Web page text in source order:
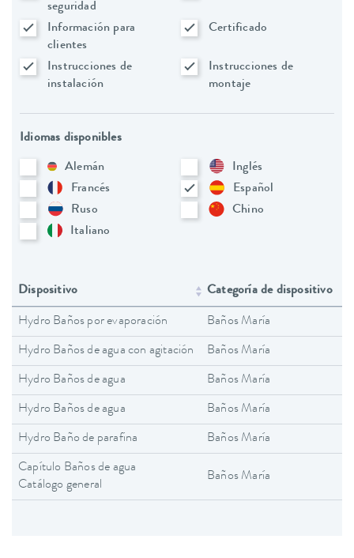
seguridad
Información para
clientes
Certificado
Instrucciones de
instalación
Instrucciones de
montaje
Idiomas disponibles
Alemán
Inglés
Francés
Español
Ruso
Chino
Italiano
Dispositivo Categoría de dispositivo
Hydro Baños por evaporación Baños María
Hydro Baños de agua con agitación Baños María
Hydro Baños de agua Baños María
Hydro Baños de agua Baños María
Hydro Baño de parafina Baños María
Capítulo Baños de agua
Catálogo general
Baños María